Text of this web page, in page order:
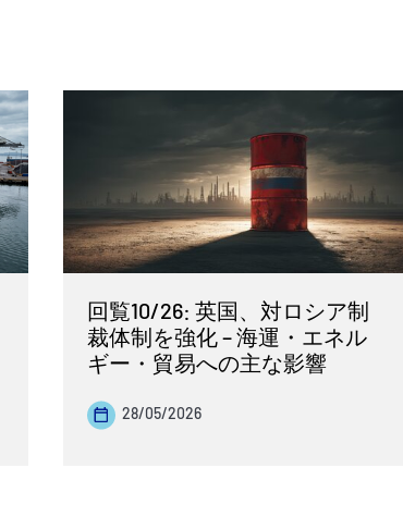
回覧10/26: 英国、対ロシア制
裁体制を強化 – 海運・エネル
ギー・貿易への主な影響
28/05/2026